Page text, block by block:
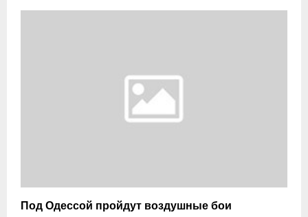
Под Одессой пройдут воздушные бои